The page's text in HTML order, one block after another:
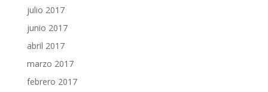
julio 2017
junio 2017
abril 2017
marzo 2017
febrero 2017